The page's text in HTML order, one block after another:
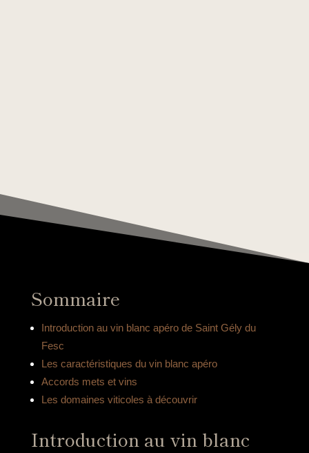
Sommaire
Introduction au vin blanc apéro de Saint Gély du
Fesc
Les caractéristiques du vin blanc apéro
Accords mets et vins
Les domaines viticoles à découvrir
Introduction au vin blanc